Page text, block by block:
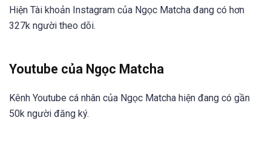
Hiện Tài khoản Instagram của Ngọc Matcha đang có hơn
327k người theo dõi.
Youtube của Ngọc Matcha
Kênh Youtube cá nhân của Ngọc Matcha hiện đang có gần
50k người đăng ký.